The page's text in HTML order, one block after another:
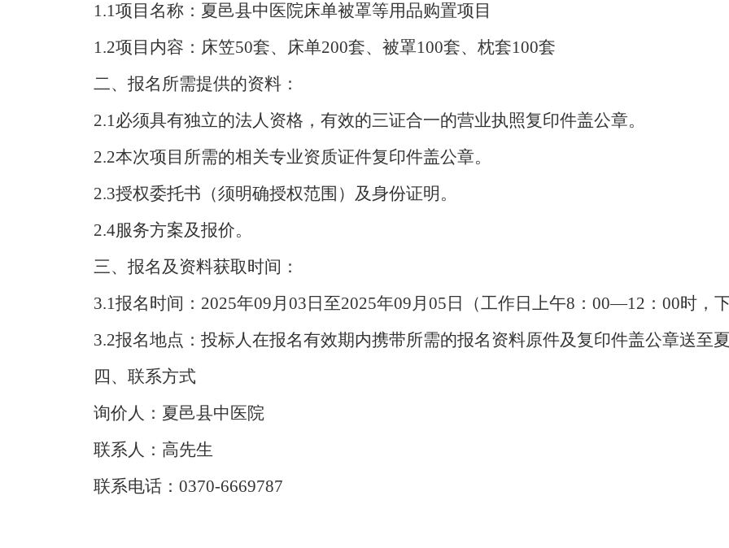
1.1项目名称：夏邑县中医院床单被罩等用品购置项目
1.2项目内容： 床笠50套、床单200套、被罩100套、枕套100套
二、报名所需提供的资料：
2.1必须具有独立的法人资格，有效的三证合一的营业执照复印件盖公章。
2.2本次项目所需的相关专业资质证件复印件盖公章。
2.3授权委托书（须明确授权范围）及身份证明。
2.4服务方案及报价。
三、报名及资料获取时间：
3.1报名时间：2025年09月03日至2025年09月05日（工作日上午8：00—12：00时，
3.2报名地点：投标人在报名有效期内携带所需的报名资料原件及复印件盖公章送至
四、联系方式
询价人：夏邑县中医院
联系人：高先生
联系电话： 0370-6669787